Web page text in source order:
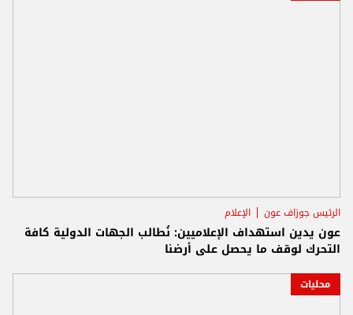
الرئيس جوزاف عون الإعلام
عون يدين استهداف الإعلاميين: نُطالب الجهات الدولية كافة
التحرك لوقف ما يحصل على أرضنا
محليات